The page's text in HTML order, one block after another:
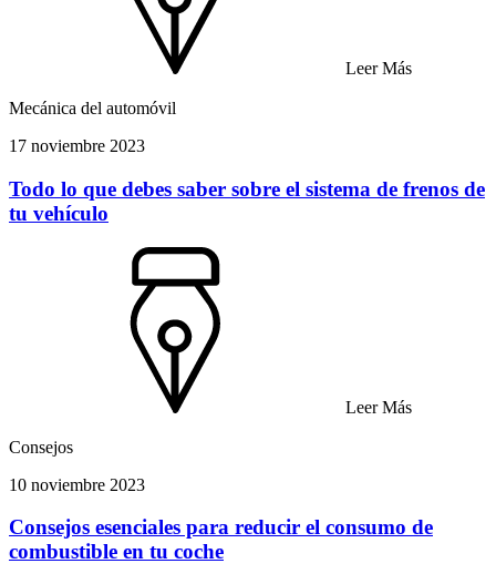
Leer Más
Mecánica del automóvil
17 noviembre 2023
Todo lo que debes saber sobre el sistema de frenos de
tu vehículo
Leer Más
Consejos
10 noviembre 2023
Consejos esenciales para reducir el consumo de
combustible en tu coche